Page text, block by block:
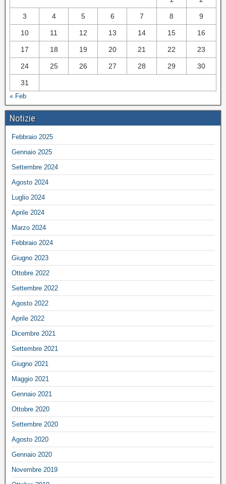
3 4 5 6 7 8 9
10 11 12 13 14 15 16
17 18 19 20 21 22 23
24 25 26 27 28 29 30
31
« Feb
Notizie
Febbraio 2025
Gennaio 2025
Settembre 2024
Agosto 2024
Luglio 2024
Aprile 2024
Marzo 2024
Febbraio 2024
Giugno 2023
Ottobre 2022
Settembre 2022
Agosto 2022
Aprile 2022
Dicembre 2021
Settembre 2021
Giugno 2021
Maggio 2021
Gennaio 2021
Ottobre 2020
Settembre 2020
Agosto 2020
Gennaio 2020
Novembre 2019